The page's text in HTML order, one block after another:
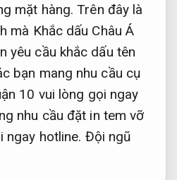
mặt hàng. Trên đây là
mà Khắc dấu Châu Á
yêu cầu khắc dấu tên
bạn mang nhu cầu cụ
10 vui lòng gọi ngay
nhu cầu đặt in tem vỡ
ngay hotline. Đội ngũ